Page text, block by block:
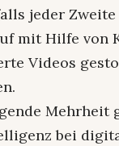
jeder Zweite
mit Hilfe von
Videos
Mehrheit
bei